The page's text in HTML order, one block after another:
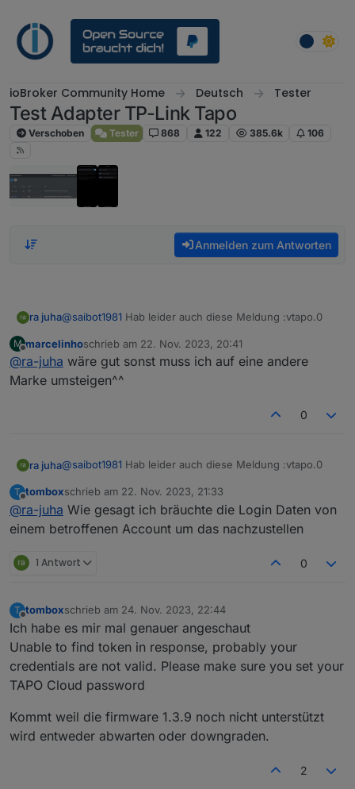
ioBroker Community Home Deutsch Tester
Test Adapter TP-Link Tapo
Verschoben Tester 868 122 385.6k 106
Anmelden zum Antworten
ra juha@saibot1981 Hab leider auch diese Meldung :vtapo.0
2023-11-22 21:28:16.315 error Error: Unable to find
token in response, probably your credentials are not
valid. Please make sure you set your TAPO Cloud
password
2FA auch jetzt aus. Trotzdem.
M
Offline
marcelinhoschrieb am 22. Nov. 2023, 20:41
zuletzt editiert von
@ra-juha wäre gut sonst muss ich auf eine andere
Marke umsteigen^^
0
ra juha@saibot1981 Hab leider auch diese Meldung :vtapo.0
2023-11-22 21:28:16.315 error Error: Unable to find
token in response, probably your credentials are not
valid. Please make sure you set your TAPO Cloud
2FA auch jetzt aus. Trotzdem.
Hoffe Tom bekommt das hin. Danke !!!
T
Offline
tomboxschrieb am 22. Nov. 2023, 21:33
zuletzt editiert von
@ra-juha Wie gesagt ich bräuchte die Login Daten von
einem betroffenen Account um das nachzustellen
1 Antwort 0
T
Offline
tomboxschrieb am 24. Nov. 2023, 22:44
zuletzt editiert von
Ich habe es mir mal genauer angeschaut
Unable to find token in response, probably your
credentials are not valid. Please make sure you set your
TAPO Cloud password
Kommt weil die firmware 1.3.9 noch nicht unterstützt
wird entweder abwarten oder downgraden.
2